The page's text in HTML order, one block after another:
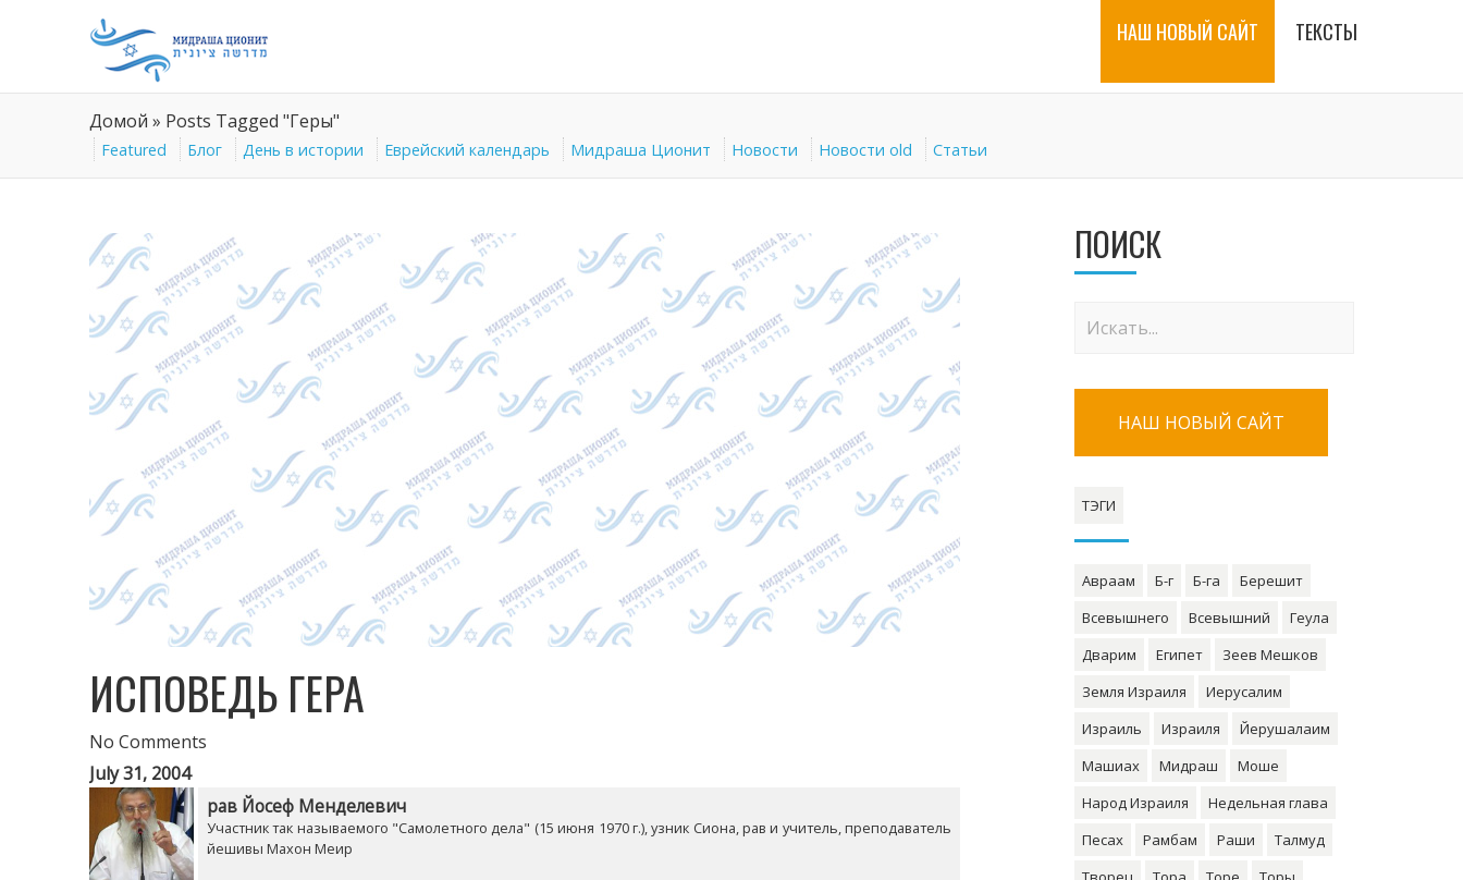
НАШ НОВЫЙ САЙТ ТЕКСТЫ
Домой » Posts Tagged "Геры"
Featured Блог День в истории Еврейский календарь Мидраша Ционит Новости Новости old Статьи
ИСПОВЕДЬ ГЕРА
No Comments
July 31, 2004
рав Йосеф Менделевич
Участник так называемого "Самолетного дела" (15 июня 1970 г.), узник Сиона, рав и учитель, преподаватель
йешивы Махон Меир
ПОИСК
НАШ НОВЫЙ САЙТ
ТЭГИ
Авраам Б-г Б-га
Берешит
Всевышнего
Всевышний
Геула
Дварим
Египет
Зеев Мешков
Земля Израиля
Иерусалим
Израиль
Израиля
Йерушалаим
Машиах
Мидраш
Моше
Народ Израиля
Недельная глава
Песах
Рамбам Раши
Талмуд